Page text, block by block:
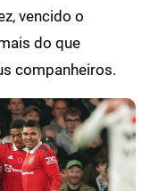
vencido o
do que
companheiros.